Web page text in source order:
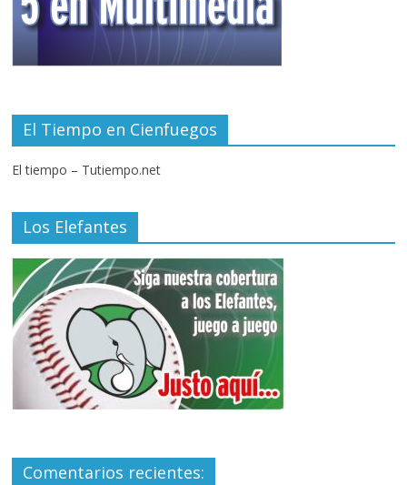
El Tiempo en Cienfuegos
El tiempo – Tutiempo.net
Los Elefantes
Comentarios recientes: